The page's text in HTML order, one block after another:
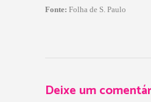
Fonte: Folha de S. Paulo
Deixe um